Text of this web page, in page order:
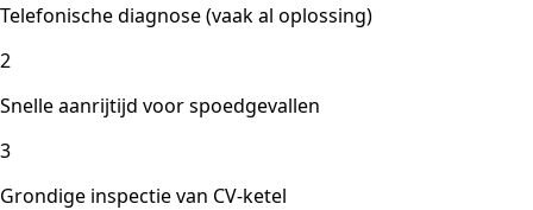
Telefonische diagnose (vaak al oplossing)
2
Snelle aanrijtijd voor spoedgevallen
3
Grondige inspectie van CV-ketel